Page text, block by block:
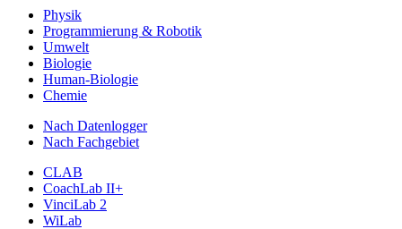
Physik
Programmierung & Robotik
Umwelt
Biologie
Human-Biologie
Chemie
Nach Datenlogger
Nach Fachgebiet
CLAB
CoachLab II+
VinciLab 2
WiLab